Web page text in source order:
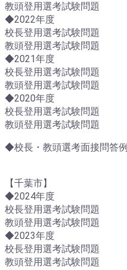
教頭登用選考試験問題
◆2022年度
校長登用選考試験問題
教頭登用選考試験問題
◆2021年度
校長登用選考試験問題
教頭登用選考試験問題
◆2020年度
校長登用選考試験問題
教頭登用選考試験問題
◆校長・教頭選考面接問答例
【千葉市】
◆2024年度
校長登用選考試験問題
教頭登用選考試験問題
◆2023年度
校長登用選考試験問題
教頭登用選考試験問題